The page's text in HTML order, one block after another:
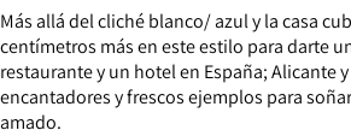
Más allá del cliché blanco/ azul y la casa
centímetros más en este estilo para darte
restaurante y un hotel en España; Alicante
encantadores y frescos ejemplos para
amado.